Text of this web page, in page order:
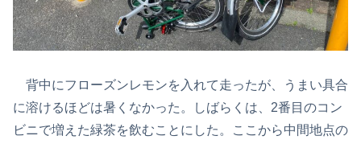
背中にフローズンレモンを入れて走ったが、うまい具合
に溶けるほどは暑くなかった。しばらくは、2番目のコン
ビニで増えた緑茶を飲むことにした。ここから中間地点の